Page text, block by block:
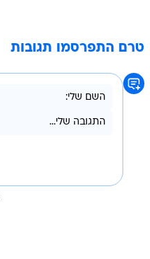
טרם התפרסמו תגובות